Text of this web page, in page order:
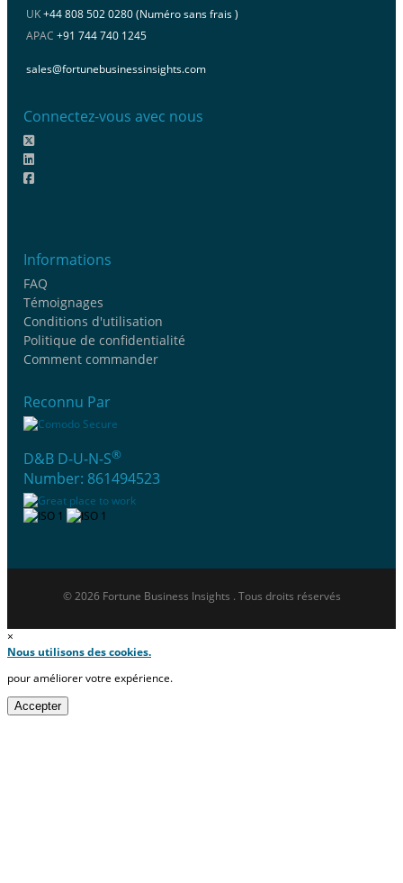
UK+44 808 502 0280 (Numéro sans frais )
APAC +91 744 740 1245
sales@fortunebusinessinsights.com
Connectez-vous avec nous
Informations
FAQ
Témoignages
Conditions d'utilisation
Politique de confidentialité
Comment commander
Reconnu Par
D&B D-U-N-S®
Number: 861494523
© 2026 Fortune Business Insights . Tous droits réservés
×
Nous utilisons des cookies.
pour améliorer votre expérience.
Accepter